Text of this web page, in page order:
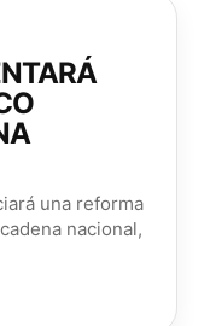
una reforma
nacional,